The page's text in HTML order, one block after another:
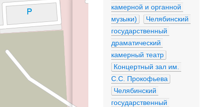
камерной и органной
музыки)
Челябинский
государственный
драматический
камерный театр
Концертный зал им.
С.С. Прокофьева
Челябинский
государственный